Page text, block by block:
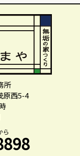
所
原西5-4
ら